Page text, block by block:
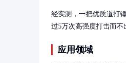
经实测，一把优质道打
过5万次高强度打击而不
应用领域